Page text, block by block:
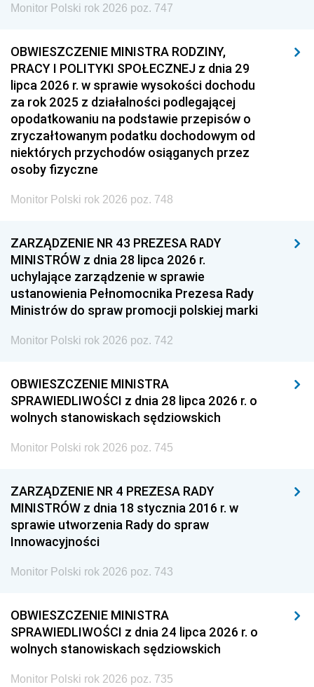
Monitor Polski rok 2026 poz. 747
OBWIESZCZENIE MINISTRA RODZINY,
PRACY I POLITYKI SPOŁECZNEJ z dnia 29
lipca 2026 r. w sprawie wysokości dochodu
za rok 2025 z działalności podlegającej
opodatkowaniu na podstawie przepisów o
zryczałtowanym podatku dochodowym od
niektórych przychodów osiąganych przez
osoby fizyczne
Monitor Polski rok 2026 poz. 748
ZARZĄDZENIE NR 43 PREZESA RADY
MINISTRÓW z dnia 28 lipca 2026 r.
uchylające zarządzenie w sprawie
ustanowienia Pełnomocnika Prezesa Rady
Ministrów do spraw promocji polskiej marki
Monitor Polski rok 2026 poz. 742
OBWIESZCZENIE MINISTRA
SPRAWIEDLIWOŚCI z dnia 28 lipca 2026 r. o
wolnych stanowiskach sędziowskich
Monitor Polski rok 2026 poz. 745
ZARZĄDZENIE NR 4 PREZESA RADY
MINISTRÓW z dnia 18 stycznia 2016 r. w
sprawie utworzenia Rady do spraw
Innowacyjności
Monitor Polski rok 2026 poz. 743
OBWIESZCZENIE MINISTRA
SPRAWIEDLIWOŚCI z dnia 24 lipca 2026 r. o
wolnych stanowiskach sędziowskich
Monitor Polski rok 2026 poz. 735